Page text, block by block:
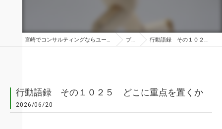
宮崎でコンサルティングならユーアンドミークリエイト株式会社 ブログ 行動語録 その１０２５ どこに重点を置くか
行動語録 その１０２５ どこに重点を置くか
2026/06/20